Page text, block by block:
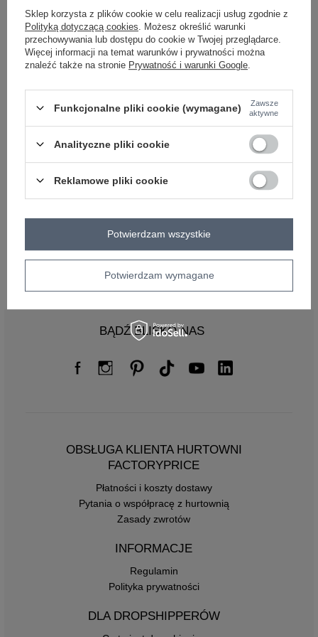
#długość:
standardowa
#rękaw:
długi rękaw
#dekolt:
#skład materiału :
#sposób prania :
pranie w pralce w 30°C
Modelka ma na sobie rozmiar L/XL. Wymiary modelki: wzrost 172 cm,
emblemat_FP:
txt_PLUS SIZE#000000#FFFFFF,dół,lewo,col
BĄDŹ BLISKO NAS
OBSŁUGA KLIENTA HURTOWNI
FACTORYPRICE
Płatności i koszty dostawy
Pytania o współpracę z hurtownią
Zasady zwrotów
INFORMACJE
Regulamin
Polityka prywatności
DLA DROPSHIPPERÓW
Sklep korzysta z plików cookie w celu realizacji usług zgodnie z
Polityką dotyczącą cookies . Możesz określić warunki
przechowywania lub dostępu do cookie w Twojej przeglądarce.
Więcej informacji na temat warunków i prywatności można
znaleźć także na stronie Prywatność i warunki Google
Funkcjonalne pliki cookie (wymagane)
Zawsze
aktywne
Analityczne pliki cookie
Reklamowe pliki cookie
Potwierdzam wymagane
Potwierdzam wszystkie